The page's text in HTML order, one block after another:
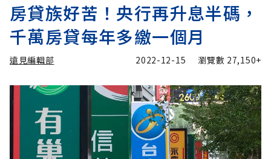
房貸族好苦！央行再升息半碼，
千萬房貸每年多繳一個月
遠見編輯部 2022-12-15 瀏覽數 27,150+